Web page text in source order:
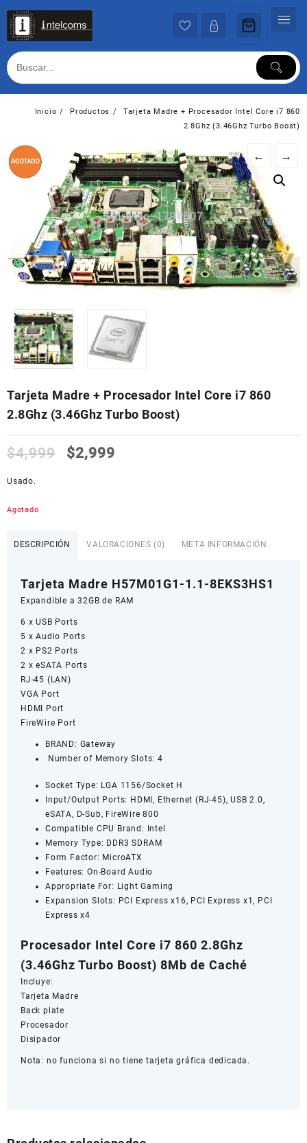
contenido
Inicio Productos
Tarjeta Madre + Procesador Intel Core i7 860
2.8Ghz (3.46Ghz Turbo Boost)
← →
Tarjeta Madre + Procesador Intel Core i7 860
2.8Ghz (3.46Ghz Turbo Boost)
$4,999 $2,999
Usado.
Agotado
DESCRIPCIÓN VALORACIONES (0) META INFORMACIÓN
Tarjeta Madre H57M01G1-1.1-8EKS3HS1
Expandible a 32GB de RAM
6 x USB Ports
5 x Audio Ports
2 x PS2 Ports
2 x eSATA Ports
RJ-45 (LAN)
VGA Port
HDMI Port
FireWire Port
BRAND: Gateway
Number of Memory Slots: 4
Socket Type: LGA 1156/Socket H
Input/Output Ports: HDMI, Ethernet (RJ-45), USB 2.0,
eSATA, D-Sub, FireWire 800
Compatible CPU Brand: Intel
Memory Type: DDR3 SDRAM
Form Factor: MicroATX
Features: On-Board Audio
Appropriate For: Light Gaming
Expansion Slots: PCI Express x16, PCI Express x1, PCI
Express x4
Procesador Intel Core i7 860 2.8Ghz
(3.46Ghz Turbo Boost) 8Mb de Caché
Incluye:
Tarjeta Madre
Back plate
Procesador
Disipador
Nota: no funciona si no tiene tarjeta gráfica dedicada.